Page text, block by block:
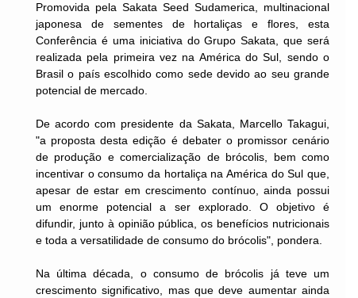
Promovida pela Sakata Seed Sudamerica, multinacional
japonesa de sementes de hortaliças e flores, esta
Conferência é uma iniciativa do Grupo Sakata, que será
realizada pela primeira vez na América do Sul, sendo o
Brasil o país escolhido como sede devido ao seu grande
potencial de mercado.
De acordo com presidente da Sakata, Marcello Takagui,
"a proposta desta edição é debater o promissor cenário
de produção e comercialização de brócolis, bem como
incentivar o consumo da hortaliça na América do Sul que,
apesar de estar em crescimento contínuo, ainda possui
um enorme potencial a ser explorado. O objetivo é
difundir, junto à opinião pública, os benefícios nutricionais
e toda a versatilidade de consumo do brócolis", pondera.
Na última década, o consumo de brócolis já teve um
crescimento significativo, mas que deve aumentar ainda